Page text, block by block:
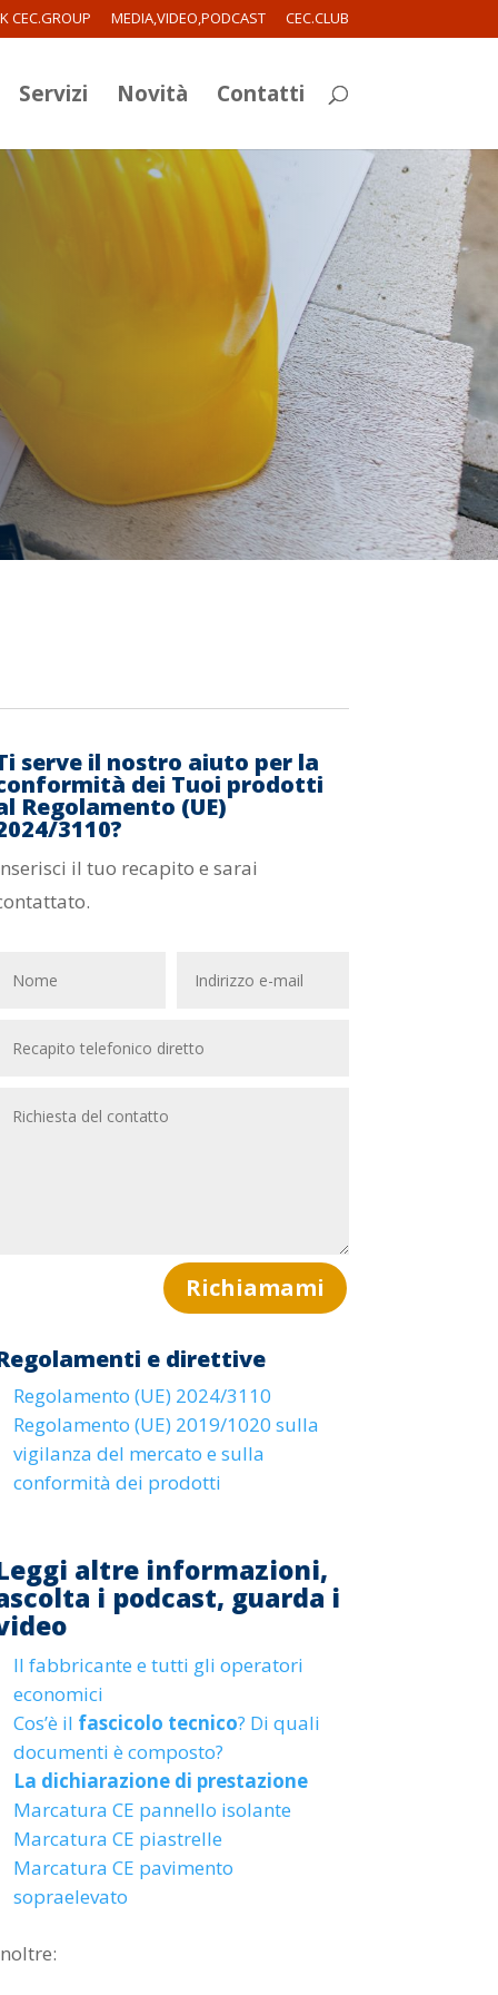
CEC.GROUP MEDIA,VIDEO,PODCAST CEC.CLUB
Servizi Novità Contatti
serve il nostro aiuto per la
dei Tuoi prodotti
Regolamento (UE)
3110?
il tuo recapito e sarai
Richiamami
e direttive
Regolamento (UE) 2024/3110
Regolamento (UE) 2019/1020 sulla
vigilanza del mercato e sulla
conformità dei prodotti
altre informazioni,
i podcast, guarda i
Il fabbricante e tutti gli operatori
economici
Cos’è il fascicolo tecnico? Di quali
documenti è composto?
La dichiarazione di prestazione
Marcatura CE pannello isolante
Marcatura CE piastrelle
Marcatura CE pavimento
sopraelevato